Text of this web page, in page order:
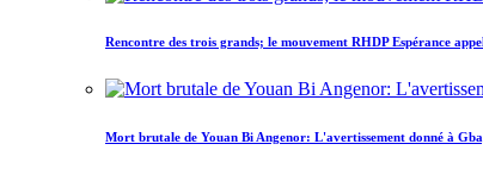
Rencontre des trois grands; le mouvement RHDP Espérance
Mort brutale de Youan Bi Angenor: L'avertissement donné à